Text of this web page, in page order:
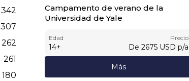
342
307
262
261
180
Campamento de verano de la
Universidad de Yale
Edad
14+
Precio
De 2675 USD p/a
Más